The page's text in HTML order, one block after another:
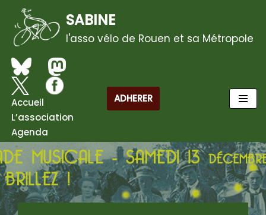
Aller
au
contenu
SABINE
l'asso vélo de Rouen et sa Métropole
Accueil
L’association
Agenda
ADHERER